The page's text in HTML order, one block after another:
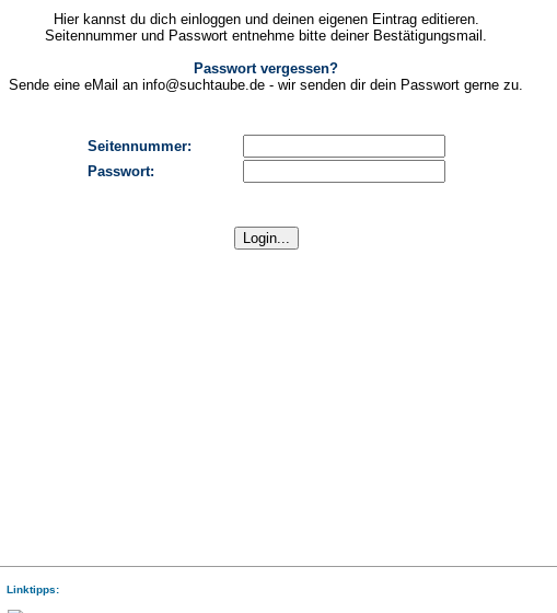
Hier kannst du dich einloggen und deinen eigenen Eintrag editieren.
Seitennummer und Passwort entnehme bitte deiner Bestätigungsmail.
Passwort vergessen?
Sende eine eMail an info@suchtaube.de - wir senden dir dein Passwort gerne zu.
Seitennummer:
Passwort:
Linktipps: